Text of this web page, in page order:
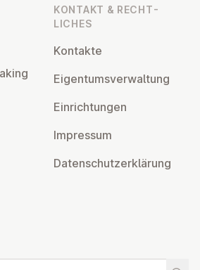
KONTAKT & RECHT­
LICHES
Kontakte
Ei­gentums­ver­wal­tung
Ein­rich­tun­gen
Impressum
Datens­chutzerklärung